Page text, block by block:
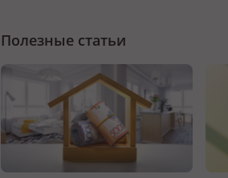
Полезные статьи